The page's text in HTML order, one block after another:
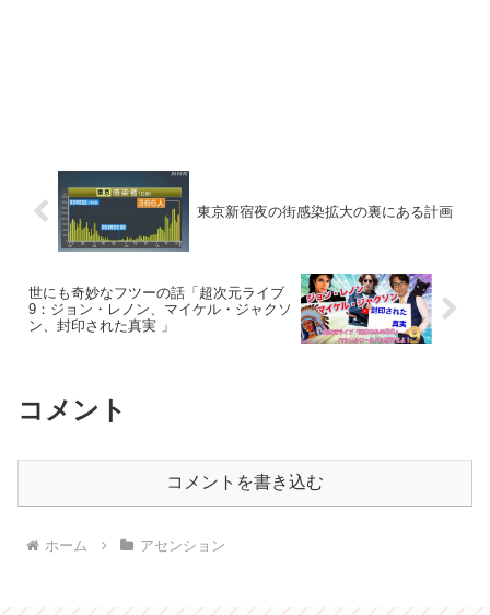
東京新宿夜の街感染拡大の裏にある計画
世にも奇妙なフツーの話「超次元ライブ
9：ジョン・レノン、マイケル・ジャクソ
ン、封印された真実 」
コメント
コメントを書き込む
ホーム アセンション